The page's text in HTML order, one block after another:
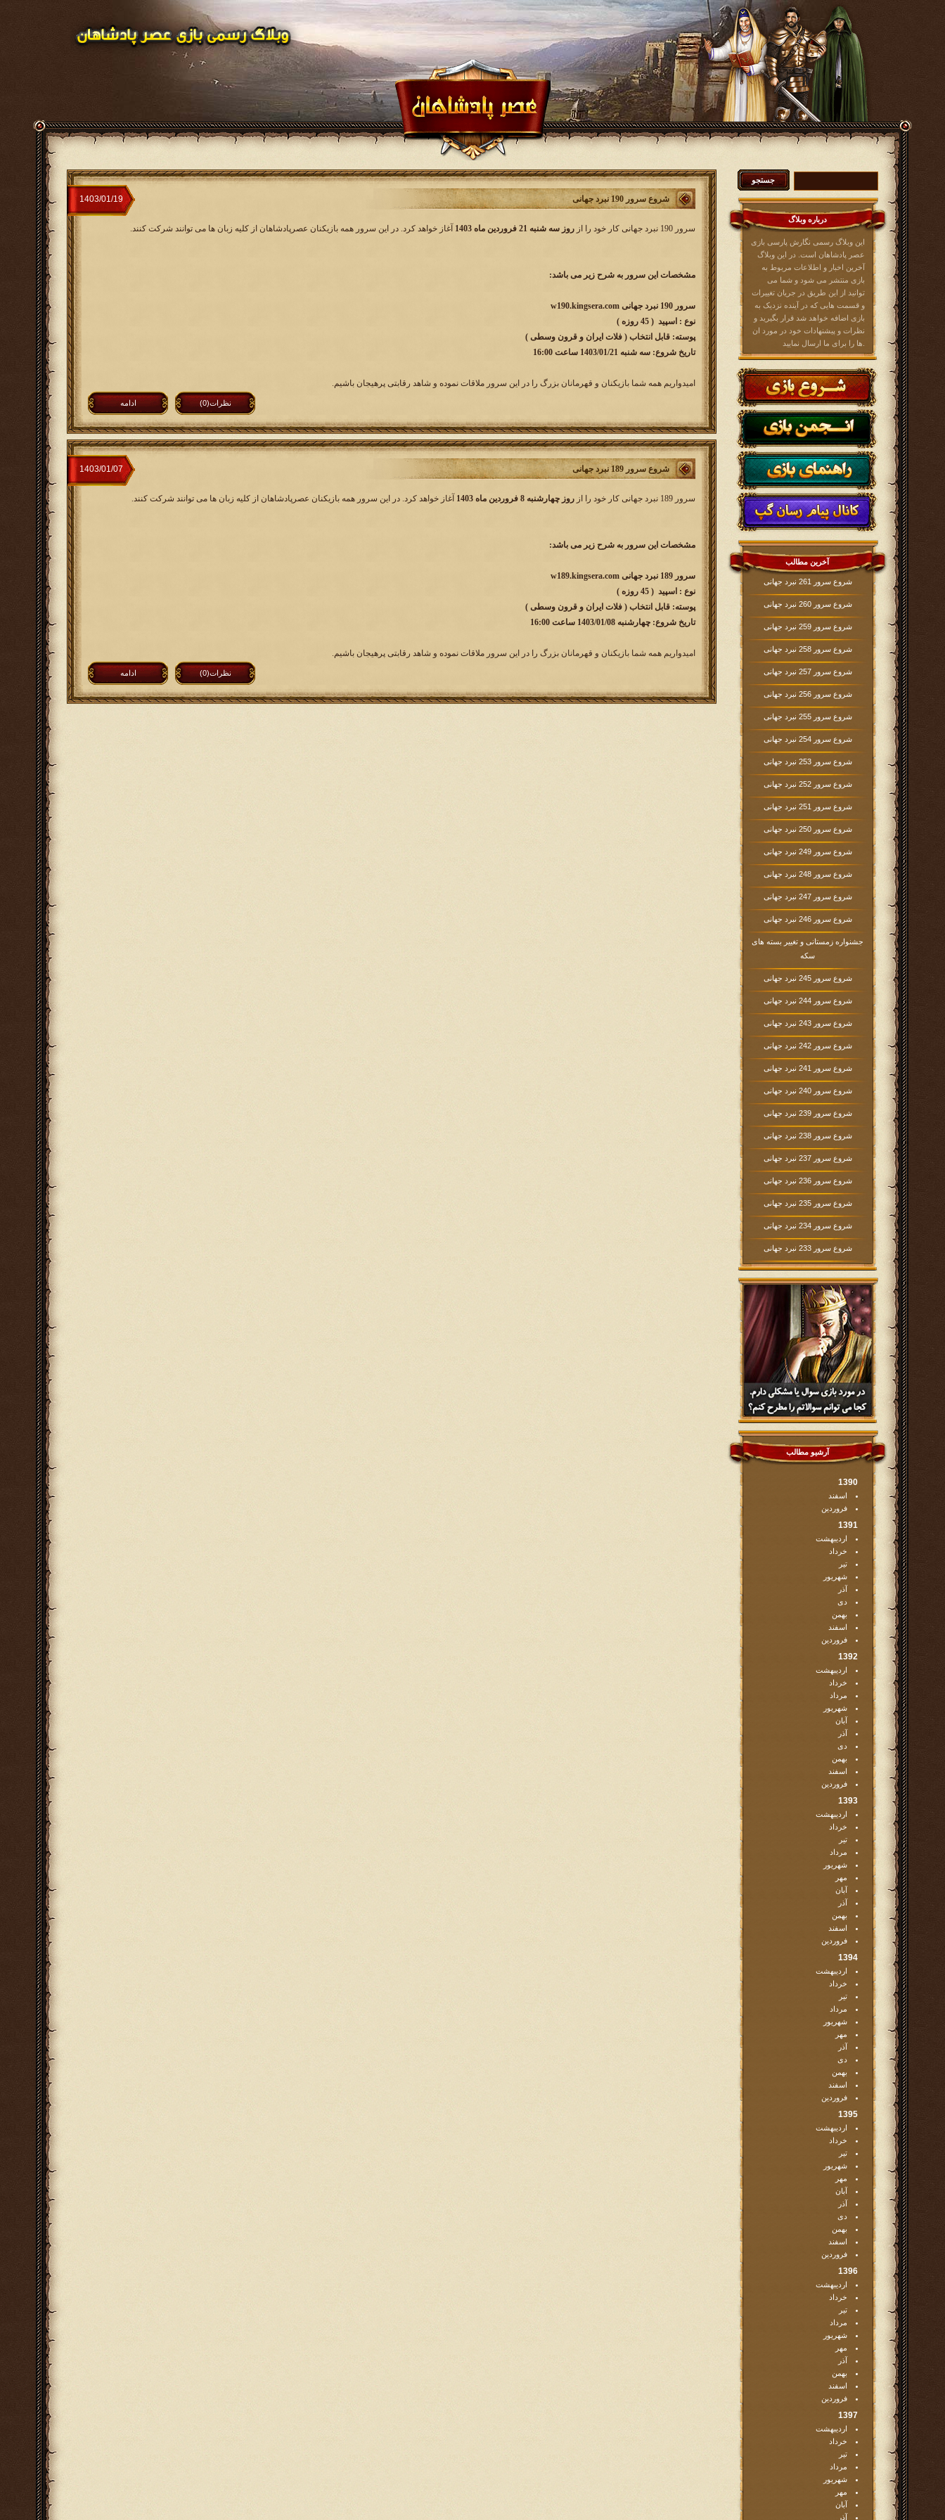
درباره وبلاگ
این وبلاگ رسمی نگارش پارسی بازی
عصر پادشاهان است. در این وبلاگ
آخرین اخبار و اطلاعات مربوط به
بازی منتشر می شود و شما می
توانید از این طریق در جریان تغییرات
و قسمت هایی که در آینده نزدیک به
بازی اضافه خواهد شد قرار بگیرید و
نظرات و پیشنهادات خود در مورد ان
آخرین مطالب
شروع سرور 261 نبرد جهانی
شروع سرور 260 نبرد جهانی
شروع سرور 259 نبرد جهانی
شروع سرور 258 نبرد جهانی
شروع سرور 257 نبرد جهانی
شروع سرور 256 نبرد جهانی
شروع سرور 255 نبرد جهانی
شروع سرور 254 نبرد جهانی
شروع سرور 253 نبرد جهانی
شروع سرور 252 نبرد جهانی
شروع سرور 251 نبرد جهانی
شروع سرور 250 نبرد جهانی
شروع سرور 249 نبرد جهانی
شروع سرور 248 نبرد جهانی
شروع سرور 247 نبرد جهانی
شروع سرور 246 نبرد جهانی
جشنواره زمستانی و تغییر بسته های
سکه
شروع سرور 245 نبرد جهانی
شروع سرور 244 نبرد جهانی
شروع سرور 243 نبرد جهانی
شروع سرور 242 نبرد جهانی
شروع سرور 241 نبرد جهانی
شروع سرور 240 نبرد جهانی
شروع سرور 239 نبرد جهانی
شروع سرور 238 نبرد جهانی
شروع سرور 237 نبرد جهانی
شروع سرور 236 نبرد جهانی
شروع سرور 235 نبرد جهانی
شروع سرور 234 نبرد جهانی
شروع سرور 233 نبرد جهانی
آرشیو مطالب
1390
اسفند
فروردین
1391
اردیبهشت
خرداد
تیر
شهریور
آذر
دی
بهمن
اسفند
فروردین
1392
اردیبهشت
خرداد
مرداد
شهریور
آبان
آذر
دی
بهمن
اسفند
فروردین
1393
اردیبهشت
خرداد
تیر
مرداد
شهریور
مهر
آبان
آذر
بهمن
اسفند
فروردین
1394
اردیبهشت
خرداد
تیر
مرداد
شهریور
مهر
آذر
دی
بهمن
اسفند
فروردین
1395
اردیبهشت
خرداد
تیر
شهریور
مهر
آبان
آذر
دی
بهمن
اسفند
فروردین
1396
اردیبهشت
خرداد
تیر
مرداد
شهریور
مهر
آذر
بهمن
اسفند
فروردین
1397
اردیبهشت
خرداد
تیر
مرداد
شهریور
مهر
آبان
آذر
شروع سرور 190 نبرد جهانی
سرور 190 نبرد جهانی کار خود را از روز سه شنبه 21 فروردین ماه 1403 آغاز خواهد کرد. در این سرور همه بازیکنان عصرپادشاهان از کلیه زبان ها می توانند شرکت کنند.
مشخصات این سرور به شرح زیر می باشد:
سرور 190 نبرد جهانی w190.kingsera.com
نوع : اسپید ( 45 روزه )
پوسته: قابل انتخاب ( فلات ایران و قرون وسطی )
تاریخ شروع: سه شنبه 1403/01/21 ساعت 16:00
امیدواریم همه شما بازیکنان و قهرمانان بزرگ را در این سرور ملاقات نموده و شاهد رقابتی پرهیجان باشیم.
ادامه نظرات(0)
شروع سرور 189 نبرد جهانی
سرور 189 نبرد جهانی کار خود را از روز چهارشنبه 8 فروردین ماه 1403 آغاز خواهد کرد. در این سرور همه بازیکنان عصرپادشاهان از کلیه زبان ها می توانند شرکت کنند.
مشخصات این سرور به شرح زیر می باشد:
سرور 189 نبرد جهانی w189.kingsera.com
نوع : اسپید ( 45 روزه )
پوسته: قابل انتخاب ( فلات ایران و قرون وسطی )
تاریخ شروع: چهارشنبه 1403/01/08 ساعت 16:00
امیدواریم همه شما بازیکنان و قهرمانان بزرگ را در این سرور ملاقات نموده و شاهد رقابتی پرهیجان باشیم.
ادامه نظرات(0)